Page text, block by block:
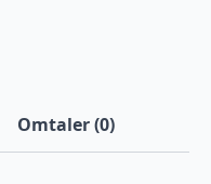
Omtaler (0)